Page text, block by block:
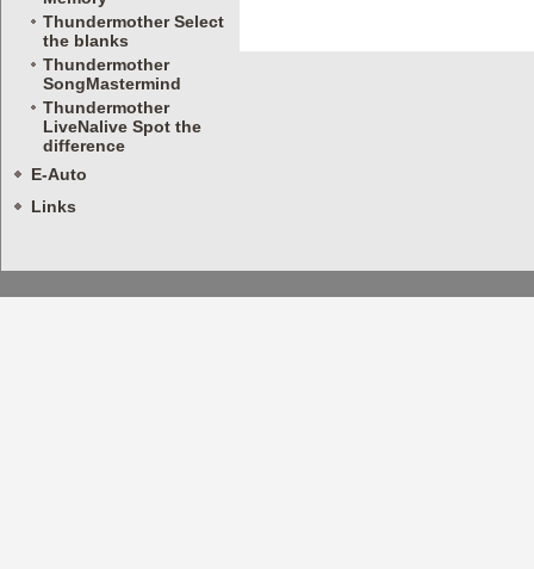
Thundermother Select
the blanks
Thundermother
SongMastermind
Thundermother
LiveNalive Spot the
difference
E-Auto
Links